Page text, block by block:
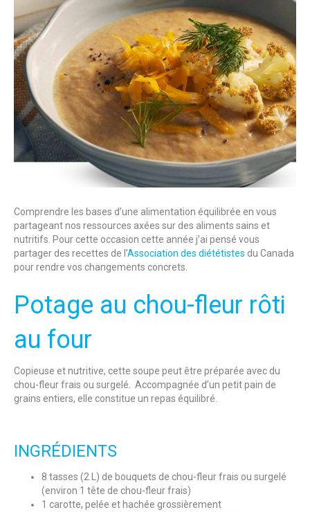
Comprendre les bases d’une alimentation équilibrée en vous
partageant nos ressources axées sur des aliments sains et
nutritifs. Pour cette occasion cette année j’ai pensé vous
partager des recettes de l’Association des diététistes du Canada
pour rendre vos changements concrets.
Potage au chou-fleur rôti
au four
Copieuse et nutritive, cette soupe peut être préparée avec du
chou-fleur frais ou surgelé. Accompagnée d’un petit pain de
grains entiers, elle constitue un repas équilibré.
INGRÉDIENTS
8 tasses (2 L) de bouquets de chou-fleur frais ou surgelé
(environ 1 tête de chou-fleur frais)
1 carotte, pelée et hachée grossièrement